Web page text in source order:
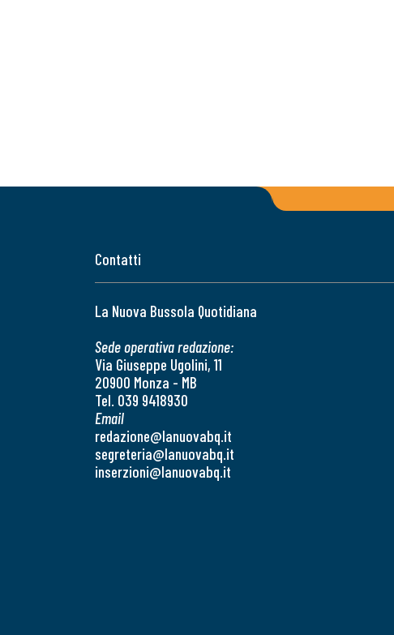
Contatti
La Nuova Bussola Quotidiana
Sede operativa redazione:
Via Giuseppe Ugolini, 11
20900 Monza - MB
Tel. 039 9418930
Email
redazione@lanuovabq.it
segreteria@lanuovabq.it
inserzioni@lanuovabq.it